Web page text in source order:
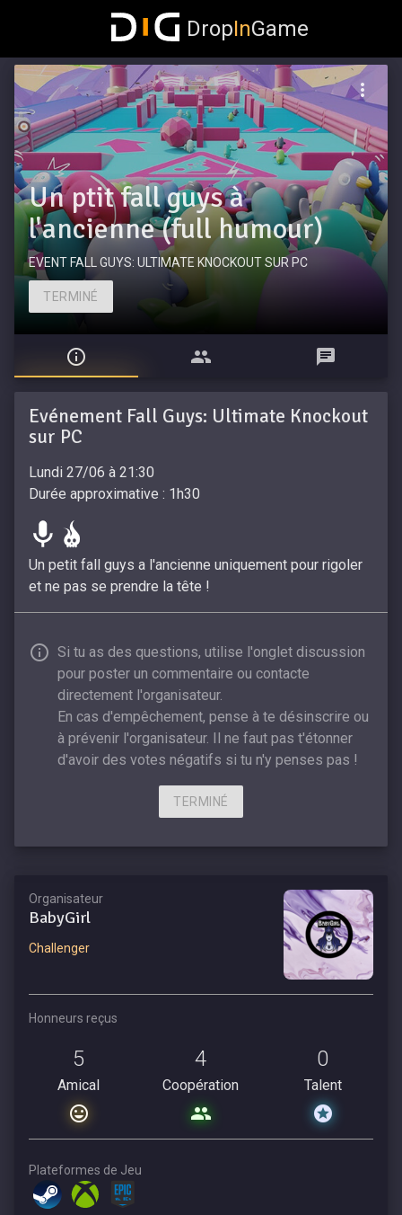
DropInGame
Un ptit fall guys à
l'ancienne (full humour)
EVENT FALL GUYS: ULTIMATE KNOCKOUT SUR PC
TERMINÉ
Evénement Fall Guys: Ultimate Knockout
sur PC
Lundi 27/06 à 21:30
Durée approximative : 1h30
Un petit fall guys a l'ancienne uniquement pour rigoler
et ne pas se prendre la tête !
Si tu as des questions, utilise l'onglet discussion
pour poster un commentaire ou contacte
directement l'organisateur.
En cas d'empêchement, pense à te désinscrire ou
à prévenir l'organisateur. Il ne faut pas t'étonner
d'avoir des votes négatifs si tu n'y penses pas !
TERMINÉ
Organisateur
BabyGirl
Challenger
Honneurs reçus
5
Amical
4
Coopération
0
Talent
Plateformes de Jeu